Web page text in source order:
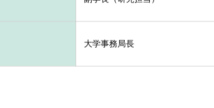
大学事務局長